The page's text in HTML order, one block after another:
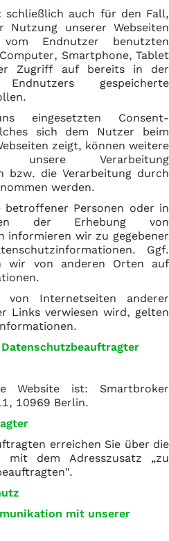
auch für den Fall,
unserer Webseiten
Endnutzer benutzten
Smartphone, Tablet
Zugriff auf bereits in der
gespeicherte
eingesetzten Consent-
sich dem Nutzer beim
zeigt, können weitere
unsere Verarbeitung
bzw. die Verarbeitung durch
werden.
betroffener Personen oder in
der Erhebung von
informieren wir zu gegebener
Ggf.
wir von anderen Orten auf
Internetseiten anderer
Links verwiesen wird, gelten
Website ist: Smartbroker
10969 Berlin.
erreichen Sie über die
dem Adresszusatz „zu
mit unserer